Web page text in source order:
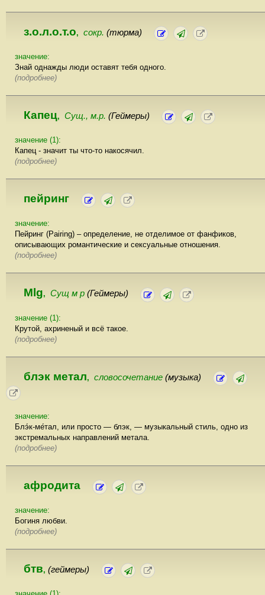
з.о.л.о.т.о, сокр. (тюрма)
значение:
Знай однажды люди оставят тебя одного.
(подробнее)
Капец, Сущ., м.р. (Геймеры)
значение (1):
Капец - значит ты что-то накосячил.
(подробнее)
пейринг
значение:
Пейринг (Pairing) – определение, не отделимое от фанфиков,
описывающих романтические и сексуальные отношения.
(подробнее)
Mlg, Сущ м р (Геймеры)
значение (1):
Крутой, ахриненый и всё такое.
(подробнее)
блэк метал, словосочетание (музыка)
значение:
Блэ́к-ме́тал, или просто — блэк, — музыкальный стиль, одно из
экстремальных направлений метала.
(подробнее)
афродита
значение:
Богиня любви.
(подробнее)
бтв, (геймеры)